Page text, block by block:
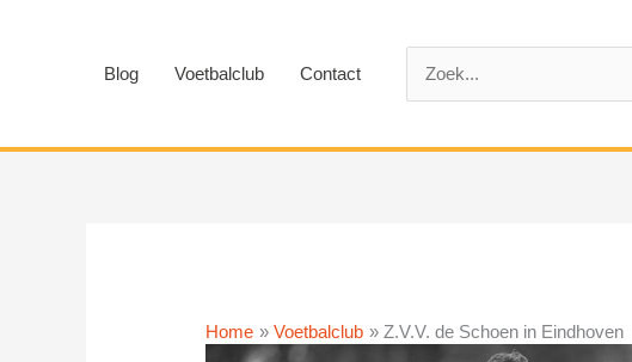
Blog Voetbalclub Contact
Home Voetbalclub Z.V.V. de Schoen in Eindhoven